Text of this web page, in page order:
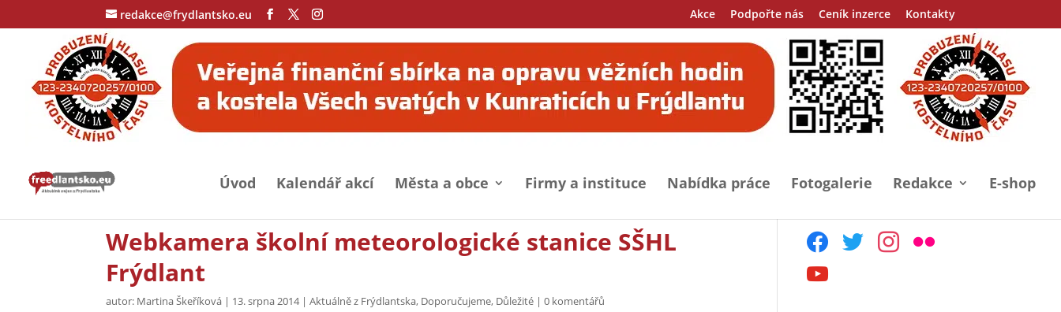
redakce@frydlantsko.eu Akce Podpořte nás Ceník inzerce Kontakty
Úvod Kalendář akcí Města a obce Firmy a instituce Nabídka práce Fotogalerie Redakce E-shop
Webkamera školní meteorologické stanice SŠHL
Frýdlant
autor: Martina Škeříková | 13. srpna 2014|Aktuálně z Frýdlantska, Doporučujeme, Důležité |0 komentářů
facebooktwitter instagram
flickr
youtube